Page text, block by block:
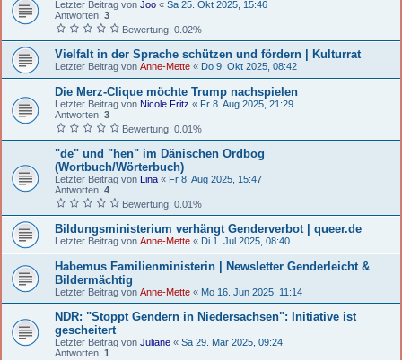
Letzter Beitrag von Joo « Sa 25. Okt 2025, 15:46
Antworten: 3
Bewertung: 0.02%
Vielfalt in der Sprache schützen und fördern | Kulturrat
Letzter Beitrag von Anne-Mette « Do 9. Okt 2025, 08:42
Die Merz-Clique möchte Trump nachspielen
Letzter Beitrag von Nicole Fritz « Fr 8. Aug 2025, 21:29
Antworten: 3
Bewertung: 0.01%
"de" und "hen" im Dänischen Ordbog
(Wortbuch/Wörterbuch)
Letzter Beitrag von Lina « Fr 8. Aug 2025, 15:47
Antworten: 4
Bewertung: 0.01%
Bildungsministerium verhängt Genderverbot | queer.de
Letzter Beitrag von Anne-Mette « Di 1. Jul 2025, 08:40
Habemus Familienministerin | Newsletter Genderleicht &
Bildermächtig
Letzter Beitrag von Anne-Mette « Mo 16. Jun 2025, 11:14
NDR: "Stoppt Gendern in Niedersachsen": Initiative ist
gescheitert
Letzter Beitrag von Juliane « Sa 29. Mär 2025, 09:24
Antworten: 1